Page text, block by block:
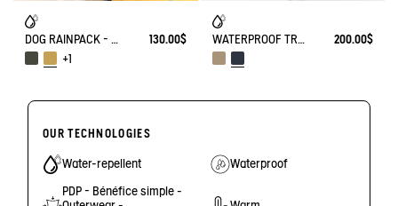
DOG RAINPACK - FOLDABLE, AND WATERPROOF DOG
130.00$
+1
WATERPROOF TRENCH COAT FOR DOG 200.00$
OUR TECHNOLOGIES
Water-repellent Waterproof
PDP - Bénéfice simple -